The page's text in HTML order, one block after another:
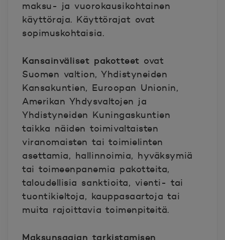
maksu- ja vuorokausikohtainen
käyttöraja. Käyttörajat ovat
sopimuskohtaisia.
Kansainväliset pakotteet ovat
Suomen valtion, Yhdistyneiden
Kansakuntien, Euroopan Unionin,
Amerikan Yhdysvaltojen ja
Yhdistyneiden Kuningaskuntien
taikka näiden toimivaltaisten
viranomaisten tai toimielinten
asettamia, hallinnoimia, hyväksymiä
tai toimeenpanemia pakotteita,
taloudellisia sanktioita, vienti- tai
tuontikieltoja, kauppasaartoja tai
muita rajoittavia toimenpiteitä.
Maksunsaajan tarkistamisen